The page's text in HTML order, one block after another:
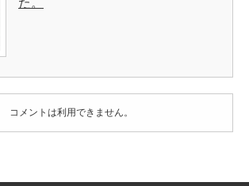
た。
コメントは利用できません。